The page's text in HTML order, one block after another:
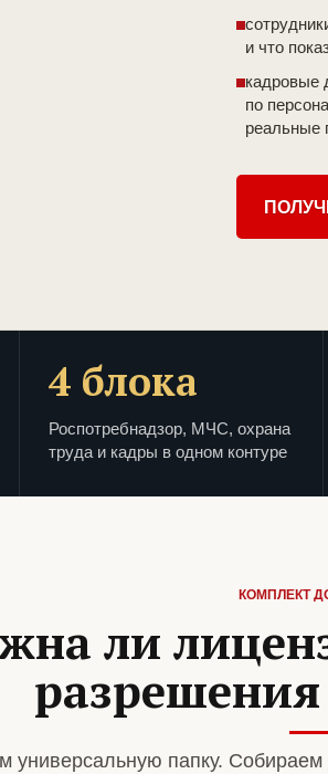
и что
кадровые
по
реальные
4 блока
Роспотребнадзор, МЧС, охрана
труда и кадры в одном контуре
КОМПЛЕКТ
ли
универсальную папку.